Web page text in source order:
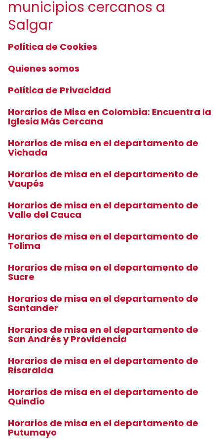
municipios cercanos a
Salgar
Política de Cookies
Quienes somos
Política de Privacidad
Horarios de Misa en Colombia: Encuentra la
Iglesia Más Cercana
Horarios de misa en el departamento de
Vichada
Horarios de misa en el departamento de
Vaupés
Horarios de misa en el departamento de
Valle del Cauca
Horarios de misa en el departamento de
Tolima
Horarios de misa en el departamento de
Sucre
Horarios de misa en el departamento de
Santander
Horarios de misa en el departamento de
San Andrés y Providencia
Horarios de misa en el departamento de
Risaralda
Horarios de misa en el departamento de
Quindío
Horarios de misa en el departamento de
Putumayo